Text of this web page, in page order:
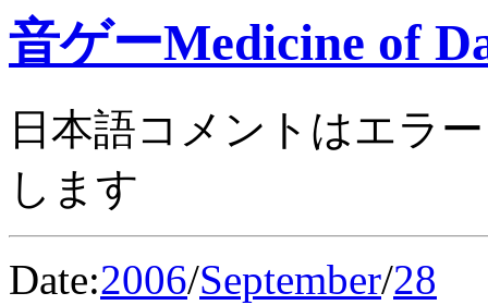
音ゲーMedicine of
日本語コメントはエラ
します
Date:2006/September/28